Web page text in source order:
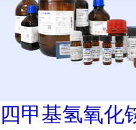
四甲基氢氧化